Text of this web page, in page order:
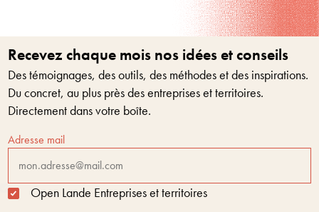
Recevez chaque mois nos idées et conseils
Des témoignages, des outils, des méthodes et des inspirations.
Du concret, au plus près des entreprises et territoires.
Directement dans votre boîte.
Adresse mail
Open Lande Entreprises et territoires